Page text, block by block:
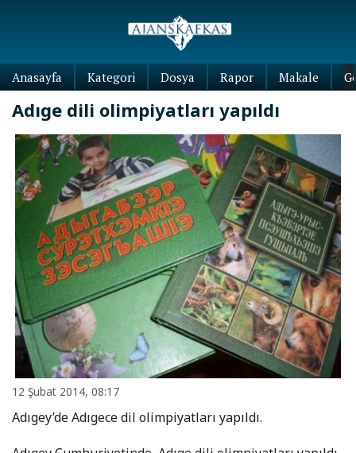
Anasayfa Kategori Dosya Rapor Makale
Adıge dili olimpiyatları yapıldı
12 Şubat 2014, 08:17
Adıgey’de Adıgece dil olimpiyatları yapıldı.